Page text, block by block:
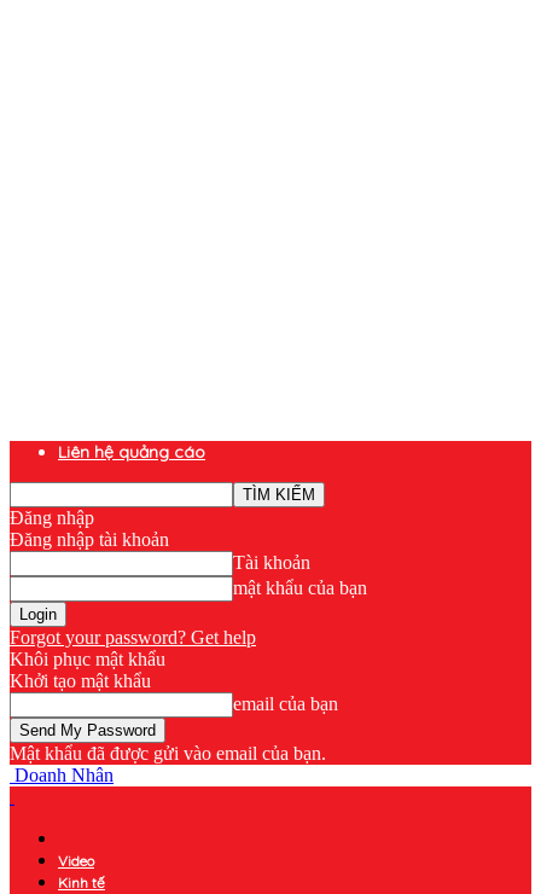
Liên hệ quảng cáo
Đăng nhập
Đăng nhập tài khoản
Tài khoản
mật khẩu của bạn
Forgot your password? Get help
Khôi phục mật khẩu
Khởi tạo mật khẩu
email của bạn
Mật khẩu đã được gửi vào email của bạn.
Doanh Nhân
Video
Kinh tế